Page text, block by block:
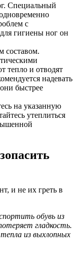
Специальный
с
гигиены ног он
составом.
тепло и отводят
надевать
быстрее
на указанную
утеплиться
и не их греть в
обувь из
гладкость.
из выхлопных